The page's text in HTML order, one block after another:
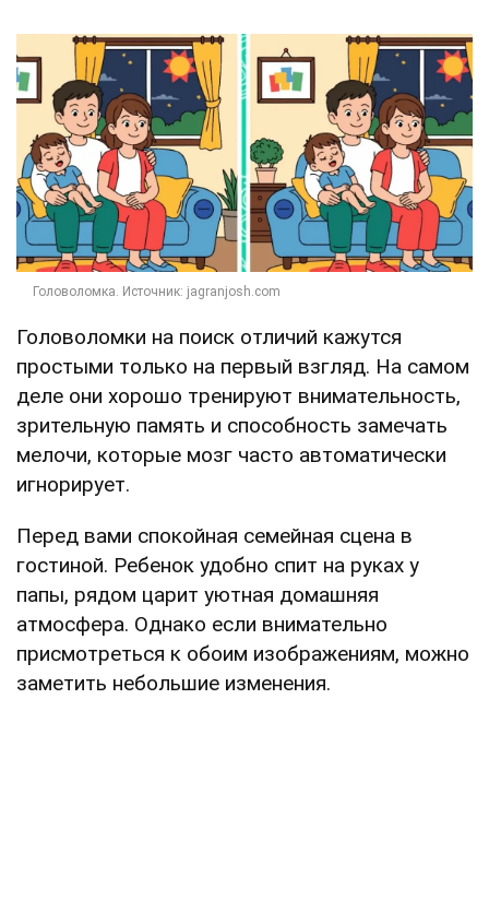
Головоломки на поиск отличий кажутся
простыми только на первый взгляд. На самом
деле они хорошо тренируют внимательность,
зрительную память и способность замечать
мелочи, которые мозг часто автоматически
игнорирует.
Перед вами спокойная семейная сцена в
гостиной. Ребенок удобно спит на руках у
папы, рядом царит уютная домашняя
атмосфера. Однако если внимательно
присмотреться к обоим изображениям, можно
заметить небольшие изменения.